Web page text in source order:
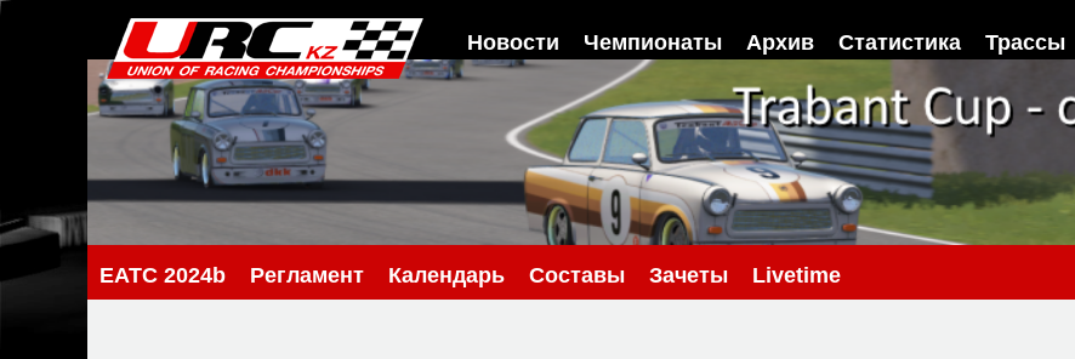
Новости Чемпионаты Архив Статистика Трассы
EATC 2024b Регламент Календарь Составы Зачеты Livetime